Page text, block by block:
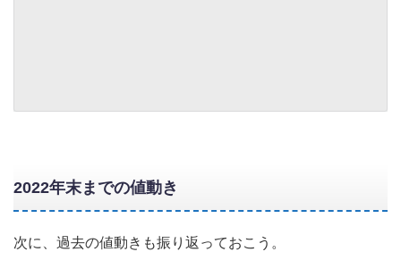
2022年末までの値動き
次に、過去の値動きも振り返っておこう。